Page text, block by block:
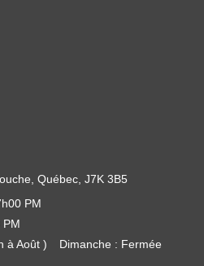
Québec, J7K 3B5
PM
PM
à Août )
Dimanche : Fermée